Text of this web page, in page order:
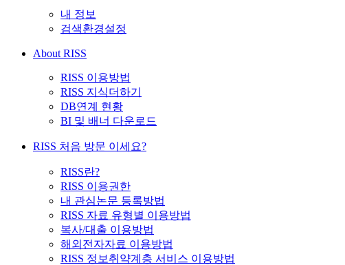
내 정보
검색환경설정
About RISS
RISS 이용방법
RISS 지식더하기
DB연계 현황
BI 및 배너 다운로드
RISS 처음 방문 이세요?
RISS란?
RISS 이용권한
내 관심논문 등록방법
RISS 자료 유형별 이용방법
복사/대출 이용방법
해외전자자료 이용방법
RISS 정보취약계층 서비스 이용방법